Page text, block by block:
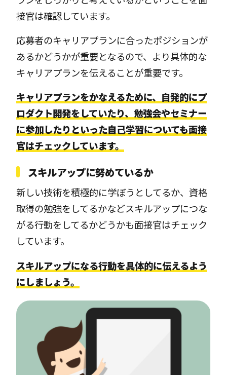
接官は確認しています。
応募者のキャリアプランに合ったポジションが
あるかどうかが重要となるので、より具体的な
キャリアプランを伝えることが重要です。
キャリアプランをかなえるために、自発的にプ
ロダクト開発をしていたり、勉強会やセミナー
に参加したりといった自己学習についても面接
官はチェックしています。
スキルアップに努めているか
新しい技術を積極的に学ぼうとしてるか、資格
取得の勉強をしてるかなどスキルアップにつな
がる行動をしてるかどうかも面接官はチェック
しています。
スキルアップになる行動を具体的に伝えるよう
にしましょう。